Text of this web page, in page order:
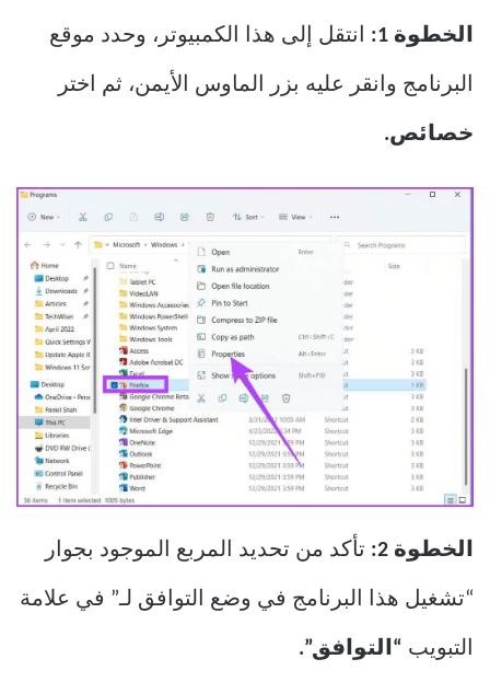
الخطوة 1: انتقل إلى هذا الكمبيوتر، وحدد موقع
البرنامج وانقر عليه بزر الماوس الأيمن، ثم اختر
خصائص.
الخطوة 2: تأكد من تحديد المربع الموجود بجوار
“تشغيل هذا البرنامج في وضع التوافق لـ” في علامة
التبويب “التوافق”.